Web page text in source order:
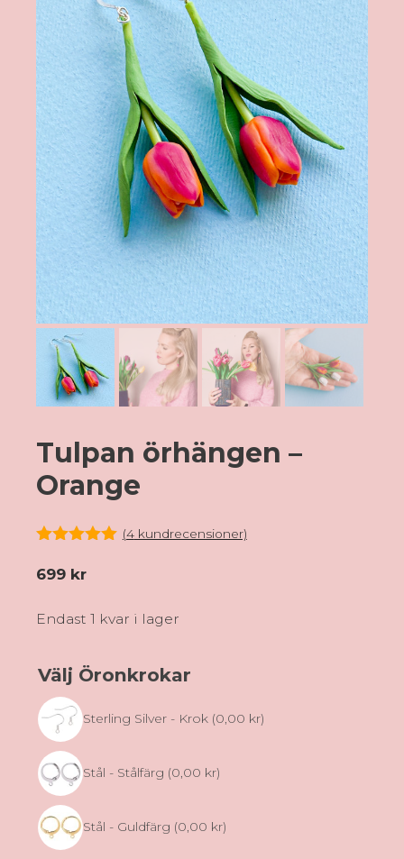
Tulpan örhängen –
Orange
(4kundrecensioner)
699 kr
Endast 1 kvar i lager
Välj Öronkrokar
Sterling Silver - Krok (0,00 kr)
Stål - Stålfärg (0,00 kr)
Stål - Guldfärg (0,00 kr)